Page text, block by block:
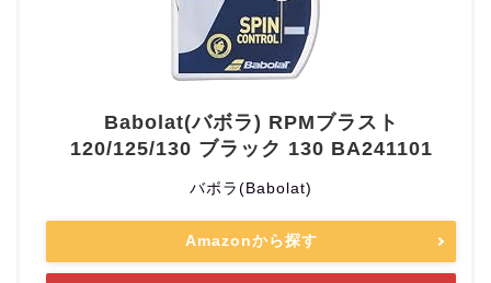
Babolat(バボラ) RPMブラスト
120/125/130 ブラック 130 BA241101
バボラ(Babolat)
Amazonから探す